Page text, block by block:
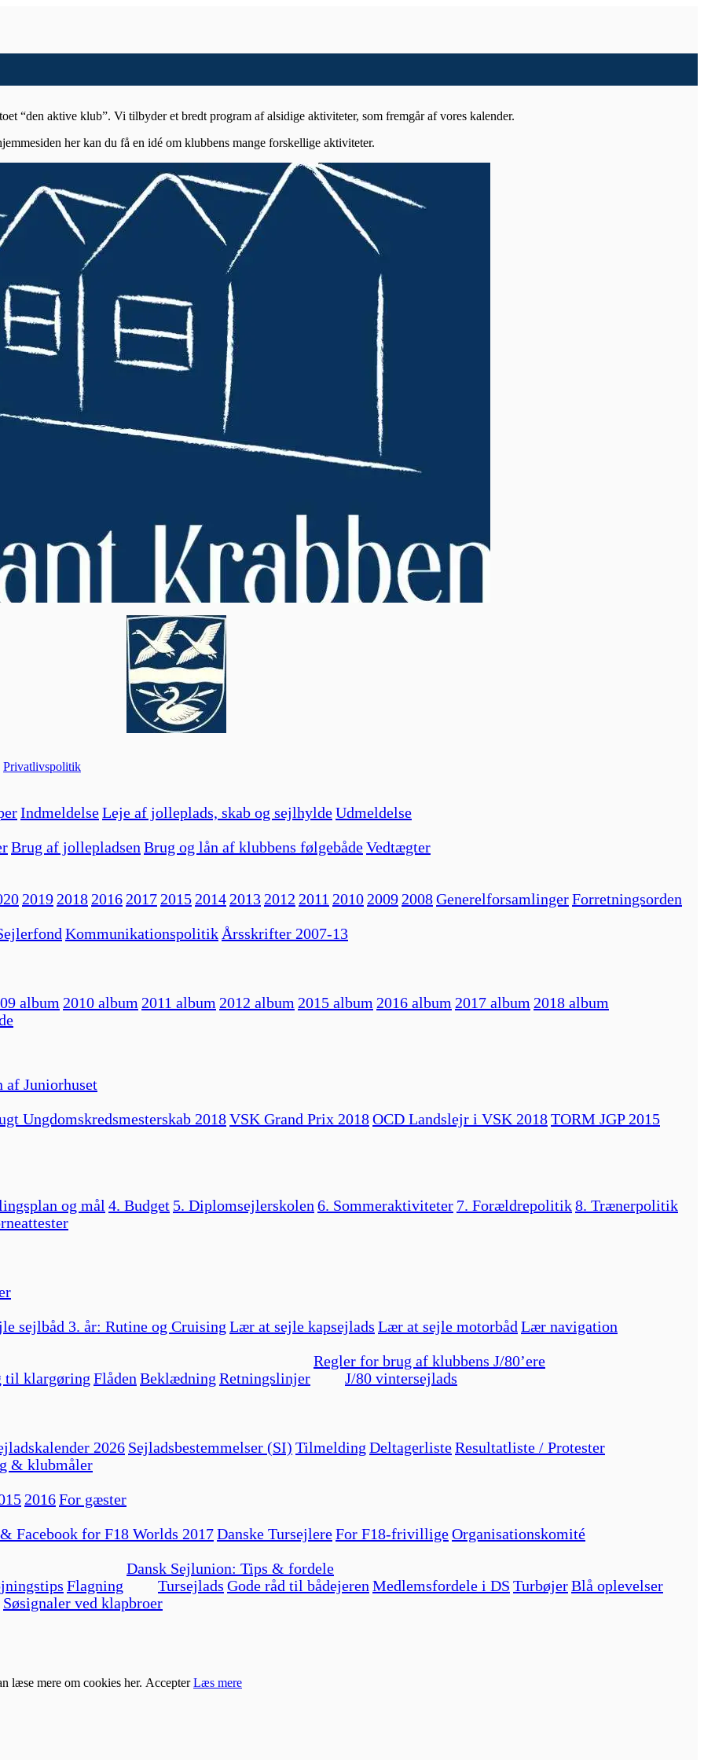
“den aktive klub”. Vi tilbyder et bredt program af alsidige aktiviteter, som fremgår af vores kalender.
her kan du få en idé om klubbens mange forskellige aktiviteter.
Privatlivspolitik
IndmeldelseLeje af jolleplads, skab og sejlhyldeUdmeldelse
Brug af jollepladsen Brug og lån af klubbens følgebådeVedtægter
2019 2018 2016 2017 2015 2014 2013 2012 2011 2010 2009 2008GenerelforsamlingerForretningsorden
Kommunikationspolitik Årsskrifter 2007-13
album 2010 album 2011 album 2012 album 2015 album 2016 album 2017 album 2018 album
af Juniorhuset
Ungdomskredsmesterskab 2018VSK Grand Prix 2018OCD Landslejr i VSK 2018TORM JGP 2015
og mål 4. Budget 5. Diplomsejlerskolen 6. Sommeraktiviteter 7. Forældrepolitik8. Trænerpolitik
sejlbåd 3. år: Rutine og Cruising Lær at sejle kapsejlads Lær at sejle motorbåd Lær navigation
til klargøring Flåden Beklædning Retningslinjer
Regler for brug af klubbens J/80’ere
J/80 vintersejlads
2026 Sejladsbestemmelser (SI) Tilmelding DeltagerlisteResultatliste / Protester
& klubmåler
2016For gæster
Facebook for F18 Worlds 2017Danske TursejlereFor F18-frivilligeOrganisationskomité
Flagning
Dansk Sejlunion: Tips & fordele
Tursejlads Gode råd til bådejeren Medlemsfordele i DS TurbøjerBlå oplevelser
Søsignaler ved klapbroer
læse mere om cookies her. Accepter Læs mere